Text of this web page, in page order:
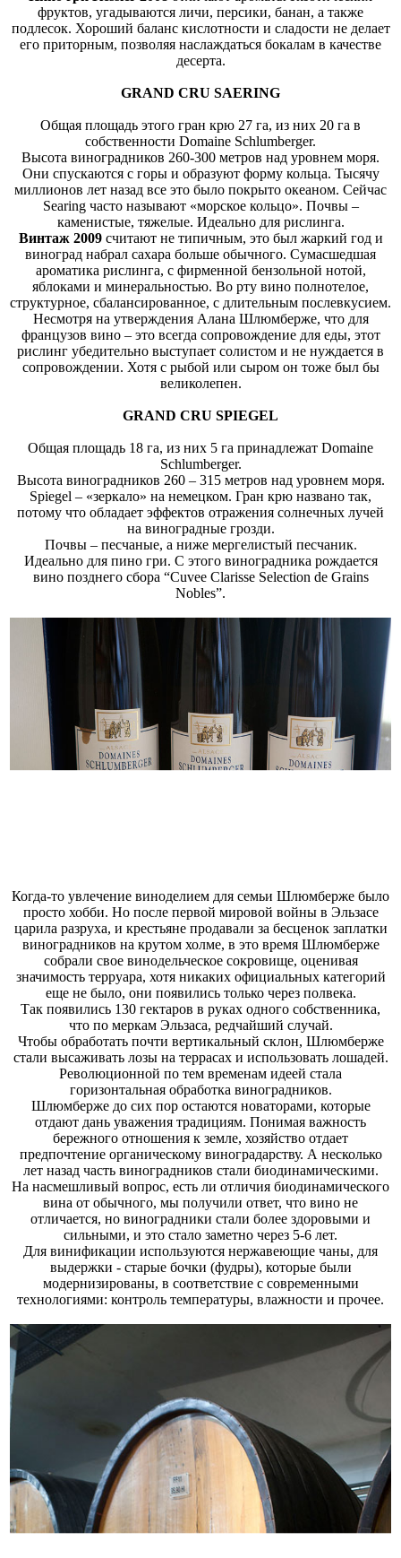
фруктов, угадываются личи, персики, банан, а также
подлесок. Хороший баланс кислотности и сладости не делает
его приторным, позволяя наслаждаться бокалам в качестве
десерта.
GRAND CRU SAERING
Общая площадь этого гран крю 27 га, из них 20 га в
собственности Domaine Schlumberger.
Высота виноградников 260-300 метров над уровнем моря.
Они спускаются с горы и образуют форму кольца. Тысячу
миллионов лет назад все это было покрыто океаном. Сейчас
Searing часто называют «морское кольцо». Почвы –
каменистые, тяжелые. Идеально для рислинга.
Винтаж 2009считают не типичным, это был жаркий год и
виноград набрал сахара больше обычного. Сумасшедшая
ароматика рислинга, с фирменной бензольной нотой,
яблоками и минеральностью. Во рту вино полнотелое,
структурное, сбалансированное, с длительным послевкусием.
Несмотря на утверждения Алана Шлюмберже, что для
французов вино – это всегда сопровождение для еды, этот
рислинг убедительно выступает солистом и не нуждается в
сопровождении. Хотя с рыбой или сыром он тоже был бы
великолепен.
GRAND CRU SPIEGEL
Общая площадь 18 га, из них 5 га принадлежат Domaine
Schlumberger.
Высота виноградников 260 – 315 метров над уровнем моря.
Spiegel – «зеркало» на немецком. Гран крю названо так,
потому что обладает эффектов отражения солнечных лучей
на виноградные грозди.
Почвы – песчаные, а ниже мергелистый песчаник.
Идеально для пино гри. С этого виноградника рождается
вино позднего сбора “Cuvee Clarisse Selection de Grains
Nobles”.
Когда-то увлечение виноделием для семьи Шлюмберже было
просто хобби. Но после первой мировой войны в Эльзасе
царила разруха, и крестьяне продавали за бесценок заплатки
виноградников на крутом холме, в это время Шлюмберже
собрали свое винодельческое сокровище, оценивая
значимость терруара, хотя никаких официальных категорий
еще не было, они появились только через полвека.
Так появились 130 гектаров в руках одного собственника,
что по меркам Эльзаса, редчайший случай.
Чтобы обработать почти вертикальный склон, Шлюмберже
стали высаживать лозы на террасах и использовать лошадей.
Революционной по тем временам идеей стала
горизонтальная обработка виноградников.
Шлюмберже до сих пор остаются новаторами, которые
отдают дань уважения традициям. Понимая важность
бережного отношения к земле, хозяйство отдает
предпочтение органическому виноградарству. А несколько
лет назад часть виноградников стали биодинамическими.
На насмешливый вопрос, есть ли отличия биодинамического
вина от обычного, мы получили ответ, что вино не
отличается, но виноградники стали более здоровыми и
сильными, и это стало заметно через 5-6 лет.
Для винификации используются нержавеющие чаны, для
выдержки - старые бочки (фудры), которые были
модернизированы, в соответствие с современными
технологиями: контроль температуры, влажности и прочее.